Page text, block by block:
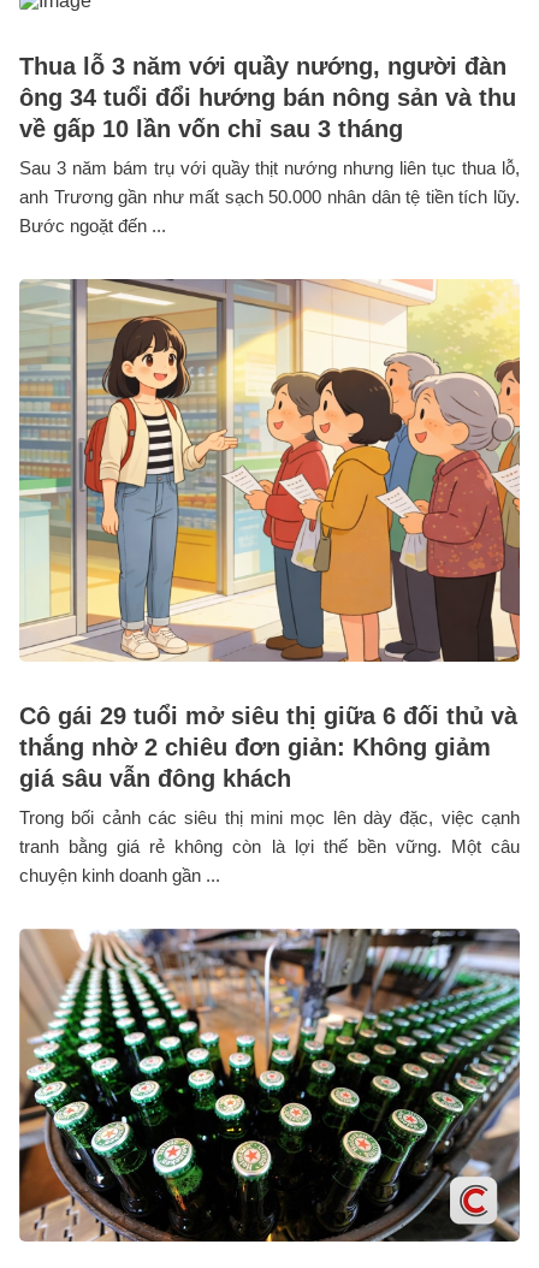
Thua lỗ 3 năm với quầy nướng, người đàn
ông 34 tuổi đổi hướng bán nông sản và thu
về gấp 10 lần vốn chỉ sau 3 tháng
Sau 3 năm bám trụ với quầy thịt nướng nhưng liên tục thua lỗ,
anh Trương gần như mất sạch 50.000 nhân dân tệ tiền tích lũy.
Bước ngoặt đến ...
Cô gái 29 tuổi mở siêu thị giữa 6 đối thủ và
thắng nhờ 2 chiêu đơn giản: Không giảm
giá sâu vẫn đông khách
Trong bối cảnh các siêu thị mini mọc lên dày đặc, việc cạnh
tranh bằng giá rẻ không còn là lợi thế bền vững. Một câu
chuyện kinh doanh gần ...